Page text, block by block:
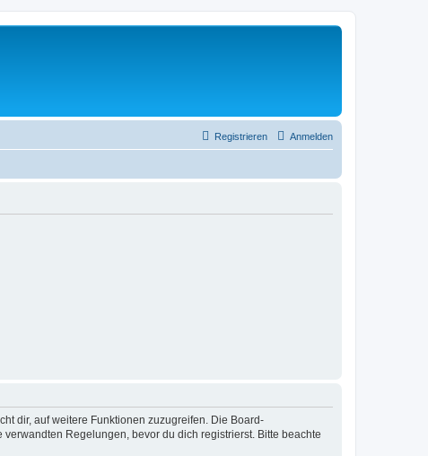
Anmelden
Registrieren
dir, auf weitere Funktionen zuzugreifen. Die Board-
Regelungen, bevor du dich registrierst. Bitte beachte